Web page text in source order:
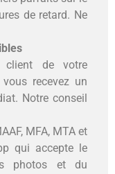
de retard. Ne
client de votre
vous recevez un
Notre conseil
MFA, MTA et
qui accepte le
photos et du